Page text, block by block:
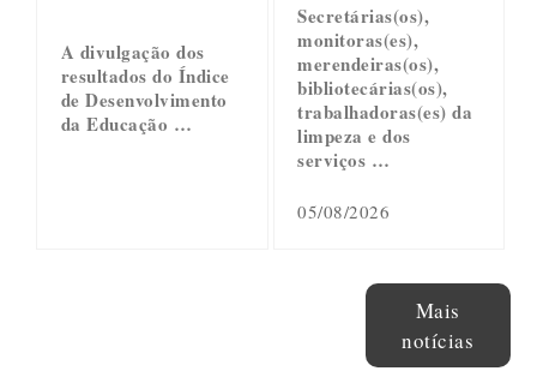
A divulgação dos
resultados do Índice
de Desenvolvimento
da Educação …
Secretárias(os),
monitoras(es),
merendeiras(os),
bibliotecárias(os),
trabalhadoras(es) da
limpeza e dos
serviços …
05/08/2026
Mais
notícias